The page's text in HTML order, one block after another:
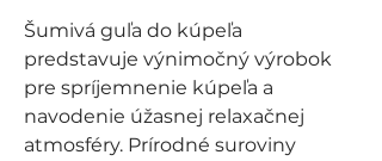
Šumivá guľa do kúpeľa
predstavuje výnimočný výrobok
pre spríjemnenie kúpeľa a
navodenie úžasnej relaxačnej
atmosféry. Prírodné suroviny